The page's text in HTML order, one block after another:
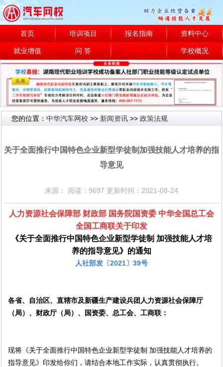
首页 培训项目 报名指南 资料中心
就业增值 问 答 新闻资讯 学校概况
您的位置：中华汽车网校 >> 新闻资讯 >>政策法规
关于全面推行中国特色企业新型学徒制加强技能人才培养的指
导意见
来源： 阅读：9697 更新时间：2021-08-24
人力资源社会保障部 财政部 国务院国资委 中华全国总工会
全国工商联关于印发
《关于全面推行中国特色企业新型学徒制 加强技能人才培
养的指导意见》的通知
人社部发〔2021〕39号
各省、自治区、直辖市及新疆生产建设兵团人力资源社会保障厅
（局）、财政厅（局）、国资委、总工会、工商联：
现将《关于全面推行中国特色企业新型学徒制 加强技能人才培养的
指导意见》印发给你们，请结合本地工作实际，认真贯彻执行。